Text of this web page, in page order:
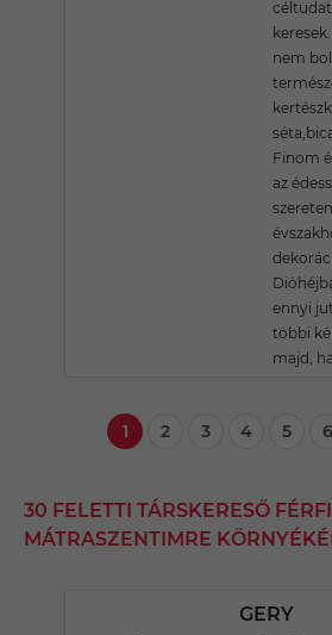
nem
Finom
az
ennyi
többi
majd,
1 2 3 4 5 6
30 FELETTI TÁRSKERESŐ
MÁTRASZENTIMRE
GERY